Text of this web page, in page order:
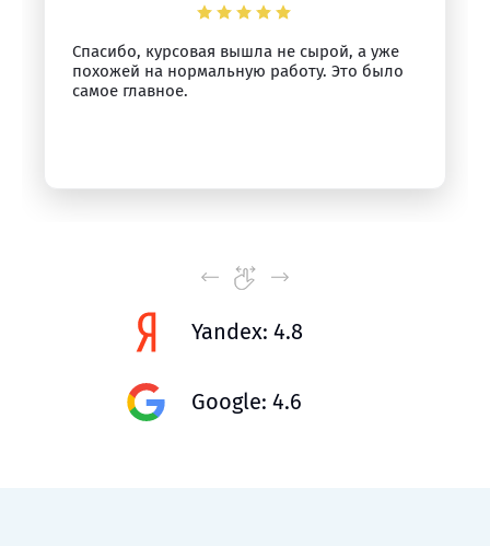
Спасибо, курсовая вышла не сырой, а уже
похожей на нормальную работу. Это было
самое главное.
Yandex: 4.8
Google: 4.6